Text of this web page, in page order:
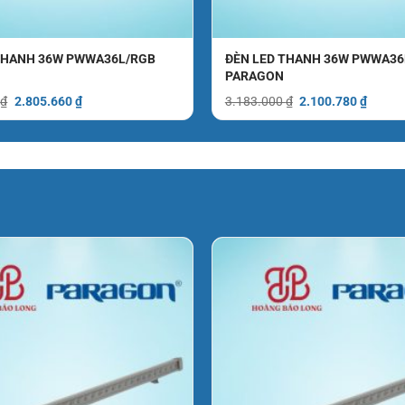
36W PWWA36L/RGB
₫ Giá
4.251.000 ₫.
2.805.660₫Giá
hiện
là:
ĐÈN LED THANH 36W
PARAGON
3.183.000₫ Giá
3.183.000 ₫.
2.100.780₫Giá
hiện
là: